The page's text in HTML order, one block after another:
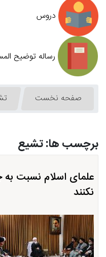
دروس
رساله توضیح
صفحه نخست
برچسب ها: تشیع
علمای اسلام نسبت به
نکنند